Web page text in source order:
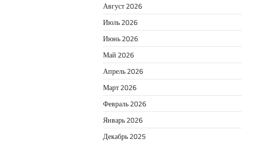
Август 2026
Июль 2026
Июнь 2026
Май 2026
Апрель 2026
Март 2026
Февраль 2026
Январь 2026
Декабрь 2025